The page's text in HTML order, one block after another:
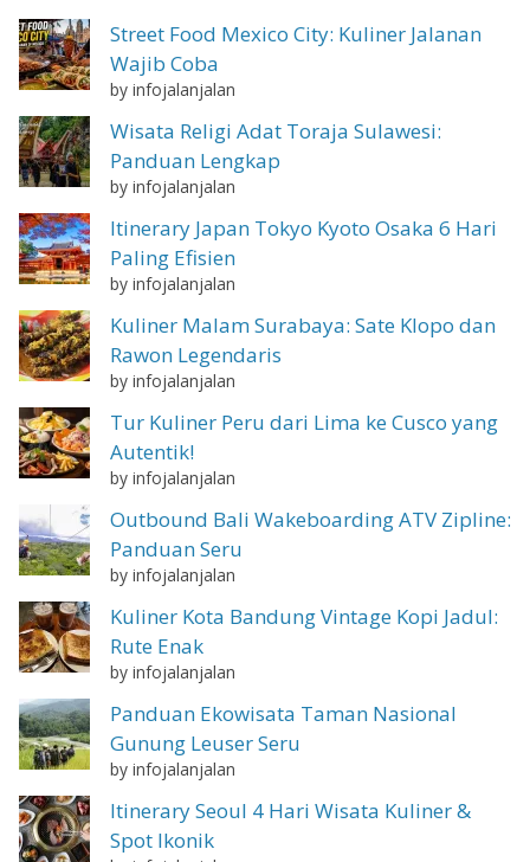
Street Food Mexico City: Kuliner Jalanan
Wajib Coba
by infojalanjalan
Wisata Religi Adat Toraja Sulawesi:
Panduan Lengkap
by infojalanjalan
Itinerary Japan Tokyo Kyoto Osaka 6 Hari
Paling Efisien
by infojalanjalan
Kuliner Malam Surabaya: Sate Klopo dan
Rawon Legendaris
by infojalanjalan
Tur Kuliner Peru dari Lima ke Cusco yang
Autentik!
by infojalanjalan
Outbound Bali Wakeboarding ATV Zipline:
Panduan Seru
by infojalanjalan
Kuliner Kota Bandung Vintage Kopi Jadul:
Rute Enak
by infojalanjalan
Panduan Ekowisata Taman Nasional
Gunung Leuser Seru
by infojalanjalan
Itinerary Seoul 4 Hari Wisata Kuliner &
Spot Ikonik